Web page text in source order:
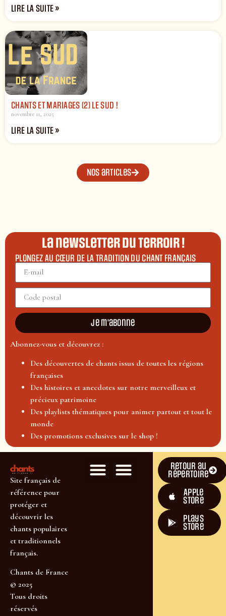
LIRE LA SUITE »
CHANTS ET MARIAGES (2) LE SUD !
novembre 11, 2025
LIRE LA SUITE »
Nos articles
La newsletter du terroir !
PLONGEZ AU CŒUR DE LA TRADITION DU CHANT FRANÇAIS
Je m'abonne
Abonnez-vous et découvrez :
Des découvertes de chants issus de toutes les régions
françaises
Des histoires et anecdotes sur notre merveilleux et
précieux patrimoine
Des playlists thématiques pour animer partout et tout le
monde
Des promotions exclusives sur le shop !
Site français de
référence pour
protéger et
découvrir les
chants populaires
et traditionnels
français.
Chants de France
© 2025
Tous droits
réservés
Retour au
répertoire
Apple
Store
plays
store